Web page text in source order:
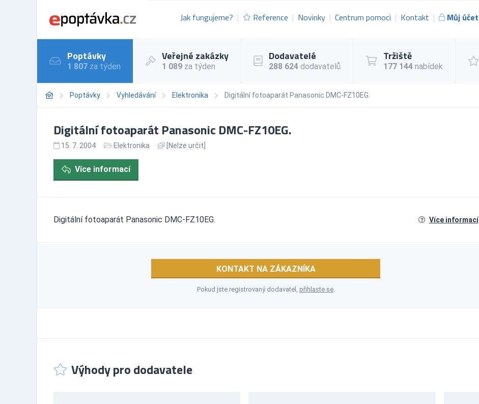
Jak fungujeme? Reference Novinky Centrum pomoci Kontakt Můj účet
Poptávky
1 807 za týden
Veřejné zakázky
1 089 za týden
Dodavatelé
288 624 dodavatelů
Tržiště
177 144 nabídek
Poptávky Vyhledávání Elektronika Digitální fotoaparát Panasonic DMC-FZ10EG.
Digitální fotoaparát Panasonic DMC-FZ10EG.
15. 7. 2004 Elektronika [Nelze určit]
Více informací
Digitální fotoaparát Panasonic DMC-FZ10EG. Více informací
KONTAKT NA ZÁKAZNÍKA
Pokud jste registrovaný dodavatel, přihlaste se.
Výhody pro dodavatele